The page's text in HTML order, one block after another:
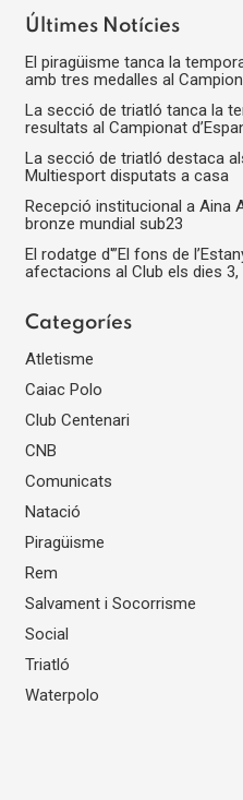
be
left
blank
Últimes Notícies
El piragüisme tanca la
amb tres medalles al
La secció de triatló tanca la
resultats al Campionat
La secció de triatló destaca
Multiesport disputats a casa
Recepció institucional a Aina
bronze mundial sub23
El rodatge d'”El fons de
afectacions al Club els dies 3,
Categoríes
Atletisme
Caiac Polo
Club Centenari
CNB
Comunicats
Natació
Piragüisme
Rem
Salvament i Socorrisme
Social
Triatló
Waterpolo